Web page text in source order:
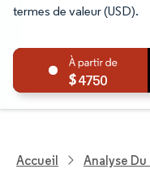
termes de valeur (USD).
4750
Accueil Analyse